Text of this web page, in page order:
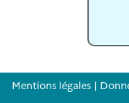
Mentions légales|